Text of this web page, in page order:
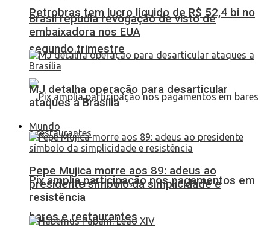
Petrobras tem lucro líquido de R$ 52,4 bi no
segundo trimestre
Pix amplia participação nos pagamentos em
bares e restaurantes
Brasil repudia revogação de visto de
embaixadora nos EUA
MJ detalha operação para desarticular
ataques a Brasília
Mundo
Pepe Mujica morre aos 89: adeus ao
presidente símbolo da simplicidade e
resistência